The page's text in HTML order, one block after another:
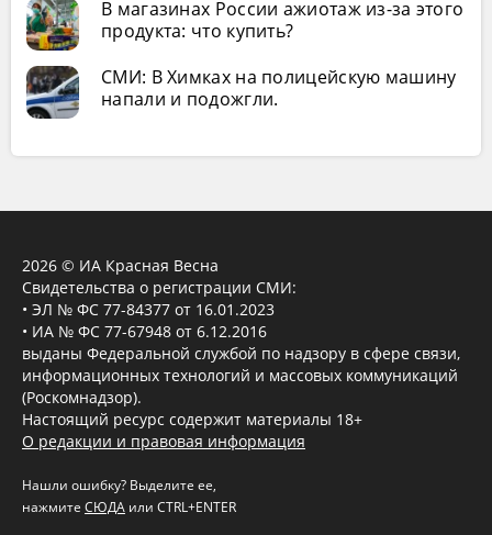
В магазинах России ажиотаж из-за этого
продукта: что купить?
СМИ: В Химках на полицейскую машину
напали и подожгли.
2026 © ИА Красная Весна
Свидетельства о регистрации СМИ:
• ЭЛ № ФС 77-84377 от 16.01.2023
• ИА № ФС 77-67948 от 6.12.2016
выданы Федеральной службой по надзору в сфере связи,
информационных технологий и массовых коммуникаций
(Роскомнадзор).
Настоящий ресурс содержит материалы 18+
О редакции и правовая информация
Нашли ошибку? Выделите ее,
нажмите СЮДА или CTRL+ENTER